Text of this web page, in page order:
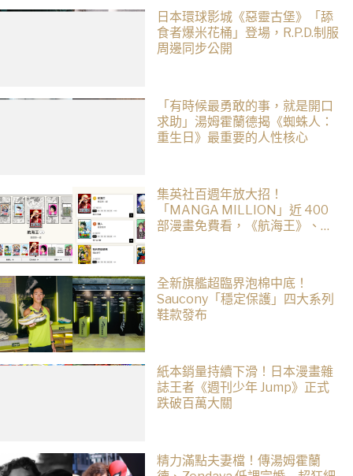
日本環球影城《惡靈古堡》「舔
食者爆米花桶」登場，R.P.D.制服
周邊同步公開
「有時候最勇敢的事，就是開口
求助」湯姆霍蘭德揭《蜘蛛人：
重生日》最重要的人性核心
集英社百週年放大招！
「MANGA MILLION」近 400
部漫畫免費看，《航海王》、
全新旗艦超臨界泡棉中底！
Saucony「穩定保護」四大系列
鞋款發布
紙本銷量持續下滑！日本漫畫雜
誌王者《週刊少年 Jump》正式
跌破百萬大關
精力滿點夫妻檔！傳湯姆霍蘭